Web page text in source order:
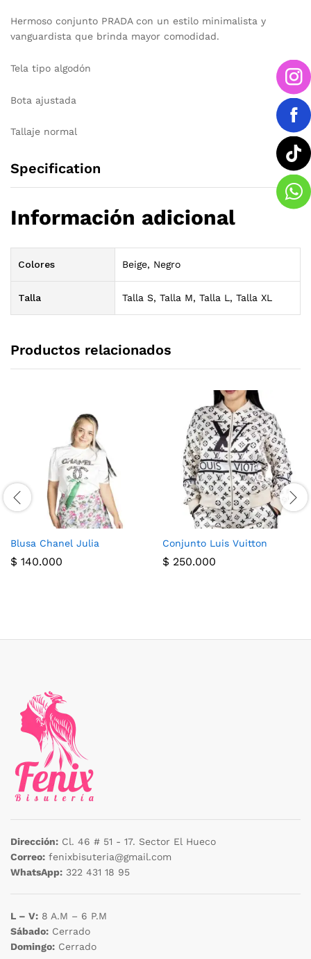
Hermoso conjunto PRADA con un estilo minimalista y
vanguardista que brinda mayor comodidad.
Tela tipo algodón
Bota ajustada
Tallaje normal
Specification
Información adicional
Colores Beige, Negro
Talla Talla S, Talla M, Talla L, Talla XL
Productos relacionados
Blusa Chanel Julia
$ 140.000
Conjunto Luis Vuitton
$ 250.000
Dirección: Cl. 46 # 51 - 17. Sector El Hueco
Correo: fenixbisuteria@gmail.com
WhatsApp: 322 431 18 95
L – V: 8 A.M – 6 P.M
Sábado: Cerrado
Domingo: Cerrado